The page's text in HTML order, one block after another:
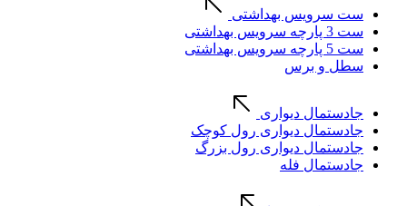
ست سرویس بهداشتی
ست 3 پارچه سرویس بهداشتی
ست 5 پارچه سرویس بهداشتی
سطل و برس
جادستمال دیواری
جادستمال دیواری رول کوچک
جادستمال دیواری رول بزرگ
جادستمال فله